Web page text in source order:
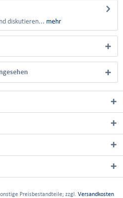
diskutieren... mehr
Preisbestandteile; zzgl. Versandkosten